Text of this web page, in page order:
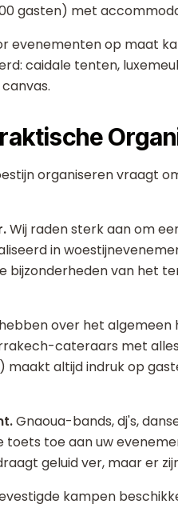
gasten) met
evenementen op maat
caidale tenten,
organiseren vraagt
Wij raden sterk aan om
in
bijzonderheden van het
over het
cateraars met
maakt altijd indruk op
Gnaoua-bands, dj's,
toets toe aan uw
geluid ver, maar er
kampen